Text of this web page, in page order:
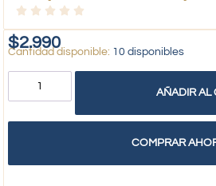
$2.990 10 disponibles
AÑADIR AL
COMPRAR